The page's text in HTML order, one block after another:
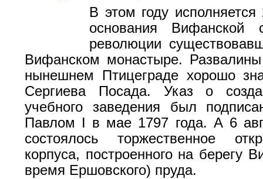
В этом году
основания Вифанской
революции
Вифанском монастыре.
нынешнем Птицеграде хорошо
Сергиева Посада. Указ о
учебного заведения был
Павлом I в мае 1797 года. А 6
состоялось торжественное
корпуса, построенного на берегу
время Ершовского) пруда.